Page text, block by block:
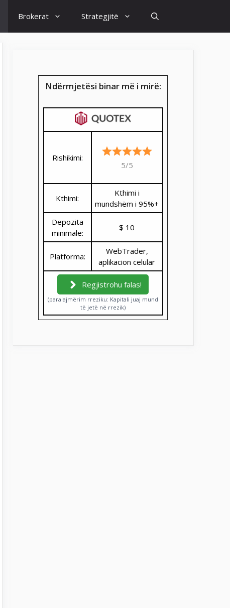
Brokerat Strategjitë
Ndërmjetësi binar më i mirë:
Rishikimi:
5/5
Kthimi:
Kthimi i
mundshëm i 95%+
Depozita
minimale:
$ 10
Platforma:
WebTrader,
aplikacion celular
Regjistrohu falas!
(paralajmërim rreziku: Kapitali juaj mund
të jetë në rrezik)